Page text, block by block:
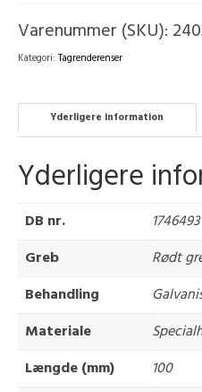
Varenummer (SKU):
Kategori: Tagrenderenser
Yderligere information
Yderligere
DB nr.
1746493
Greb
Rødt
Behandling
Materiale
Længde (mm)
100